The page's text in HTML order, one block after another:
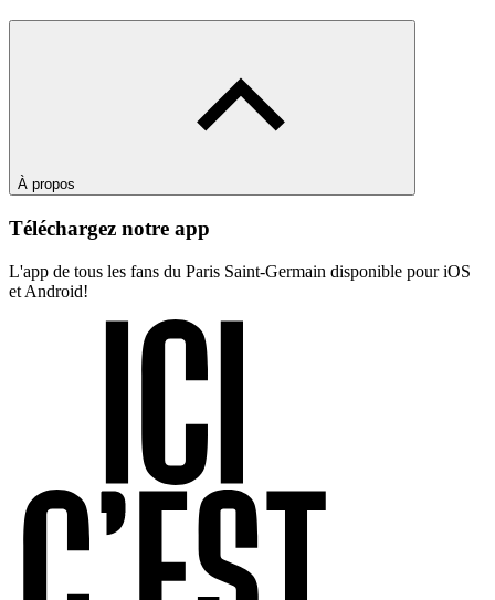
À propos
Téléchargez notre app
L'app de tous les fans du Paris Saint-Germain disponible pour iOS
et Android!